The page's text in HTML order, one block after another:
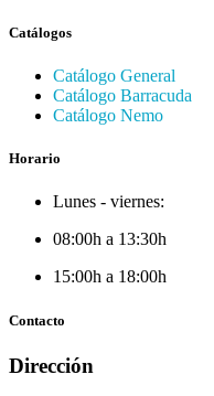
Catálogos
Catálogo General
Catálogo Barracuda
Catálogo Nemo
Horario
Lunes - viernes:
08:00h a 13:30h
15:00h a 18:00h
Contacto
Dirección